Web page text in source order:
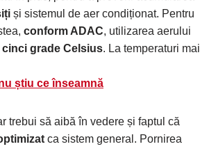
și sistemul de aer condiționat. Pentru
conform ADAC, utilizarea aerului
cinci grade Celsius. La temperaturi mai
știu ce înseamnă
trebui să aibă în vedere și faptul că
ca sistem general. Pornirea